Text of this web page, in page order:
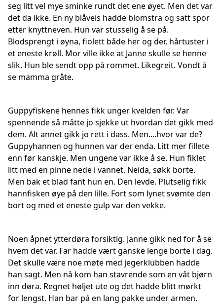
seg litt vel mye sminke rundt det ene øyet. Men det var
det da ikke. En ny blåveis hadde blomstra og satt spor
etter knyttneven. Hun var stusselig å se på.
Blodsprengt i øyna, fiolett både her og der, hårtuster i
et eneste krøll. Mor ville ikke at Janne skulle se henne
slik. Hun ble sendt opp på rommet. Likegreit. Vondt å
se mamma gråte.
Guppyfiskene hennes fikk unger kvelden før. Var
spennende så måtte jo sjekke ut hvordan det gikk med
dem. Alt annet gikk jo rett i dass. Men....hvor var de?
Guppyhannen og hunnen var der enda. Litt mer fillete
enn før kanskje. Men ungene var ikke å se. Hun fiklet
litt med en pinne nede i vannet. Neida, søkk borte.
Men bak et blad fant hun en. Den levde. Plutselig fikk
hannfisken øye på den lille. Fort som lynet svømte den
bort og med et eneste gulp var den vekke.
Noen åpnet ytterdøra forsiktig. Janne gikk ned for å se
hvem det var. Far hadde vært ganske lenge borte i dag.
Det skulle være noe møte med jegerklubben hadde
han sagt. Men nå kom han stavrende som en våt bjørn
inn døra. Regnet høljet ute og det hadde blitt mørkt
for lengst. Han bar på en lang pakke under armen.